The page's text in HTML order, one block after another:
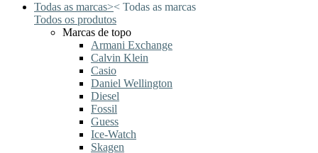
Todas as marcas>< Todas as marcas
Todos os produtos
Marcas de topo
Armani Exchange
Calvin Klein
Casio
Daniel Wellington
Diesel
Fossil
Guess
Ice-Watch
Skagen